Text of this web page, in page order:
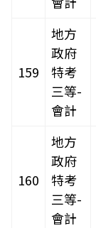
159
地方
政府
特考
三等-
會計
160
地方
政府
特考
三等-
會計